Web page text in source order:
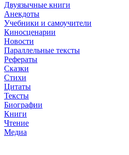
Двуязычные книги
Анекдоты
Учебники и самоучители
Киносценарии
Новости
Параллельные тексты
Рефераты
Сказки
Стихи
Цитаты
Тексты
Биографии
Книги
Чтение
Медиа